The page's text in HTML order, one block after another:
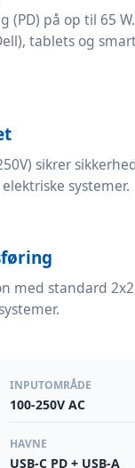
på op til 65
tablets og
sikrer
systemer.
med standard
INPUTOMRÅDE
100-250V AC
HAVNE
USB-C PD + USB-A